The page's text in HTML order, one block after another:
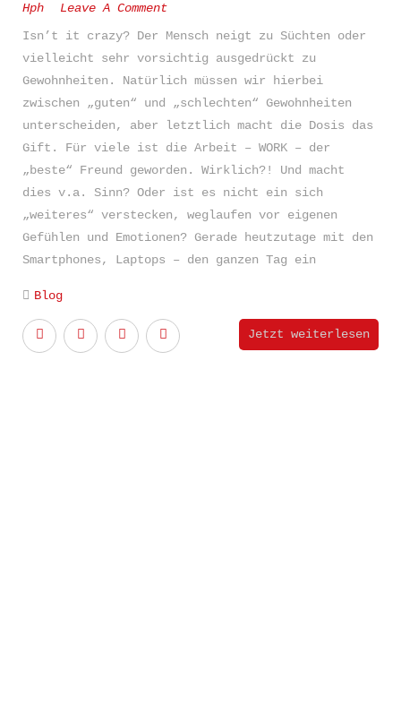
Hph
Leave A Comment
Isn’t it crazy? Der Mensch neigt zu Süchten oder
vielleicht sehr vorsichtig ausgedrückt zu
Gewohnheiten. Natürlich müssen wir hierbei
zwischen „guten“ und „schlechten“ Gewohnheiten
unterscheiden, aber letztlich macht die Dosis das
Gift. Für viele ist die Arbeit – WORK – der
„beste“ Freund geworden. Wirklich?! Und macht
dies v.a. Sinn? Oder ist es nicht ein sich
„weiteres“ verstecken, weglaufen vor eigenen
Gefühlen und Emotionen? Gerade heutzutage mit den
Smartphones, Laptops – den ganzen Tag ein
Blog
Jetzt weiterlesen